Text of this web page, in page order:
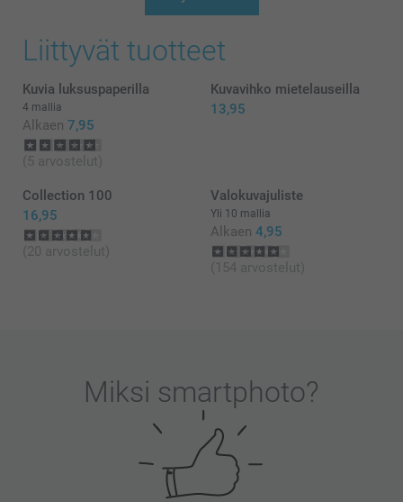
saadaksesi apua, mikäli tarvitset sitä 😊
Lämpimin terveisin
Liittyvät tuotteet
Kuvia luksuspaperilla
4 mallia
Alkaen 7,95
(5 arvostelut)
Kuvavihko mietelauseilla
13,95
Collection 100
16,95
(20 arvostelut)
Valokuvajuliste
Yli 10 mallia
Alkaen 4,95
(154 arvostelut)
Miksi smartphoto?